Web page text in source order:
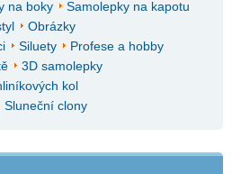
na boky
Samolepky na kapotu
Obrázky
Siluety
Profese a hobby
3D samolepky
kol
Sluneční clony